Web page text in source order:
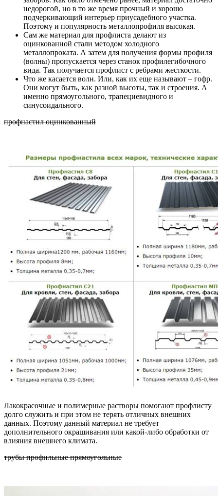
недорогой, но в то же время прочный и хорошо
подчеркивающий интерьер приусадебного участка.
Поэтому и популярность металлопрофиля высокая.
Сам же материал для профлиста делают из
оцинкованной стали методом холодного
металлопроката. А затем для получения формы профиля
(волны) пропускается через станок профилегибочного
вида. Так получается профлист с ребрами жесткости.
Что же касается волн. Или, как их еще называют – гофр.
Они могут быть, как разной высоты, так и строения. А
именно прямоугольного, трапециевидного и
синусоидального.
профнастил оцинкованный
Лакокрасочные и полимерные растворы помогают профлисту
долго служить и при этом не терять отличных внешних
данных. Поэтому данный материал не требует
дополнительного окрашивания или какой-либо обработки от
влияния внешнего климата.
трубы профильные прямоугольные